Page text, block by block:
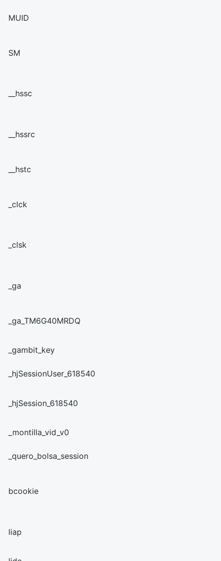
MUID
SM
__hssc
__hssrc
__hstc
_clck
_clsk
_ga
_ga_TM6G40MRDQ
_gambit_key
_hjSessionUser_618540
_hjSession_618540
_montilla_vid_v0
_quero_bolsa_session
bcookie
liap